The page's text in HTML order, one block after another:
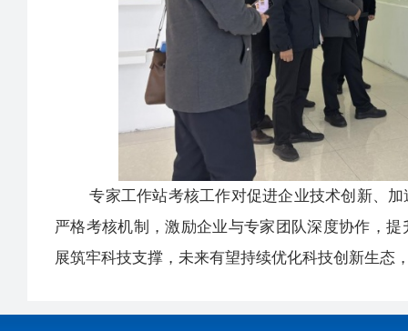
专家工作站考核工作对促进企业技术创新、加
严格考核机制，激励企业与专家团队深度协作，
展筑牢科技支撑，未来有望持续优化科技创新生态